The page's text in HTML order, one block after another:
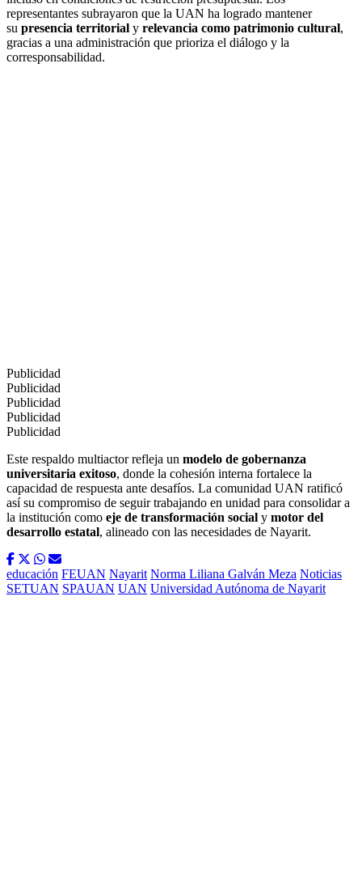
representantes subrayaron que la UAN ha logrado mantener
su presencia territorial y relevancia como patrimonio cultural,
gracias a una administración que prioriza el diálogo y la
corresponsabilidad.
Publicidad
Publicidad
Publicidad
Publicidad
Publicidad
Este respaldo multiactor refleja un modelo de gobernanza
universitaria exitoso, donde la cohesión interna fortalece la
capacidad de respuesta ante desafíos. La comunidad UAN ratificó
así su compromiso de seguir trabajando en unidad para consolidar a
la institución como eje de transformación social y motor del
desarrollo estatal, alineado con las necesidades de Nayarit.
educación FEUAN Nayarit Norma Liliana Galván Meza Noticias
SETUAN SPAUAN UAN Universidad Autónoma de Nayarit